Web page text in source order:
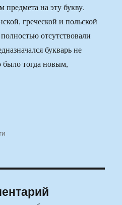
предмета на эту букву.
греческой и польской
отсутствовали
букварь не
было тогда новым,